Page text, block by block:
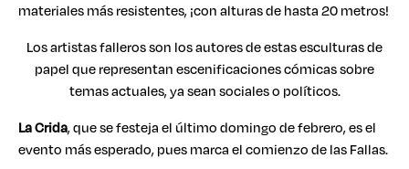
materiales más resistentes, ¡con alturas de hasta 20 metros!
Los artistas falleros son los autores de estas esculturas de
papel que representan escenificaciones cómicas sobre
temas actuales, ya sean sociales o políticos.
La Crida, que se festeja el último domingo de febrero, es el
evento más esperado, pues marca el comienzo de las Fallas.